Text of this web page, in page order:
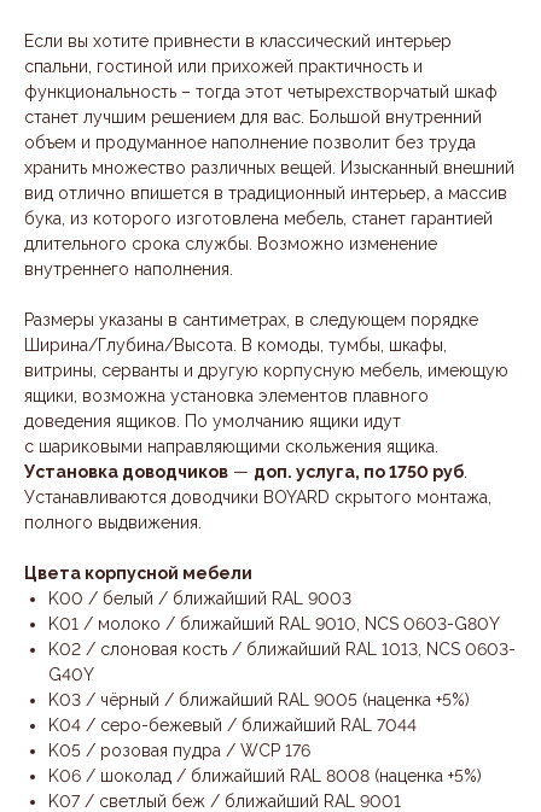
Если вы хотите привнести в классический интерьер
спальни, гостиной или прихожей практичность и
функциональность – тогда этот четырехстворчатый шкаф
станет лучшим решением для вас. Большой внутренний
объем и продуманное наполнение позволит без труда
хранить множество различных вещей. Изысканный внешний
вид отлично впишется в традиционный интерьер, а массив
бука, из которого изготовлена мебель, станет гарантией
длительного срока службы. Возможно изменение
внутреннего наполнения.
Размеры указаны в сантиметрах, в следующем порядке
Ширина/Глубина/Высота. В комоды, тумбы, шкафы,
витрины, серванты и другую корпусную мебель, имеющую
ящики, возможна установка элементов плавного
доведения ящиков. По умолчанию ящики идут
с шариковыми направляющими скольжения ящика.
Установка доводчиков — доп. услуга, по 1750 руб
Устанавливаются доводчики BOYARD скрытого монтажа,
полного выдвижения.
Цвета корпусной мебели
K00 / белый / ближайший RAL 9003
K01 / молоко / ближайший RAL 9010, NCS 0603-G80Y
K02 / слоновая кость / ближайший RAL 1013, NCS 0603-
G40Y
K03 / чёрный / ближайший RAL 9005 (наценка +5%)
K04 / серо-бежевый / ближайший RAL 7044
K05 / розовая пудра / WCP 176
K06 / шоколад / ближайший RAL 8008 (наценка +5%)
K07 / светлый беж / ближайший RAL 9001